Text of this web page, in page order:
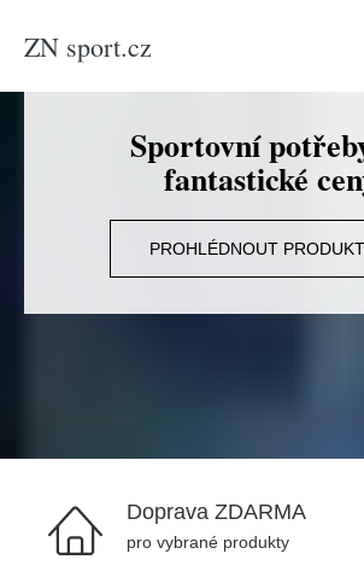
ZN sport.cz
Sportovní
fantastické
PROHLÉDNOUT
Doprava ZDARMA
pro vybrané produkty